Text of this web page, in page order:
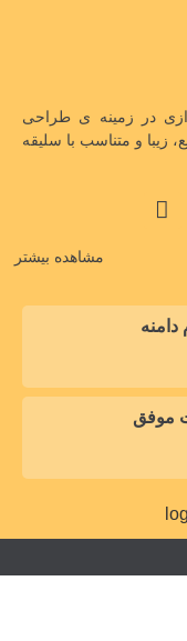
در زمینه ی طراحی
زیبا و متناسب با سلیقه
مشاهده بیشتر
دامنه
موفق